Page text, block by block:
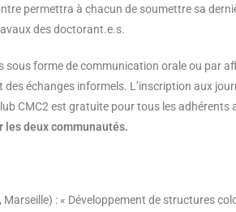
permettra à chacun de soumettre sa
des doctorant.e.s.
forme de communication orale ou par
échanges informels. L’inscription aux
CMC2 est gratuite pour tous les adhérents
les deux communautés.
: « Développement de structures